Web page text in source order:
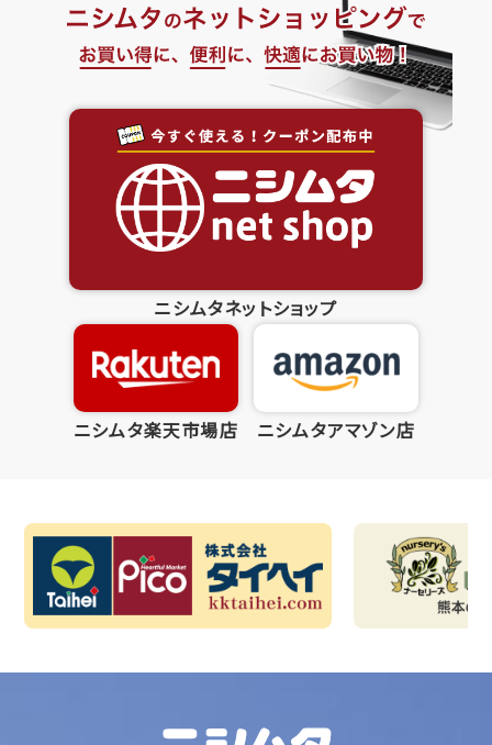
ニシムタネットショップ
ニシムタ楽天市場店 ニシムタアマゾン店